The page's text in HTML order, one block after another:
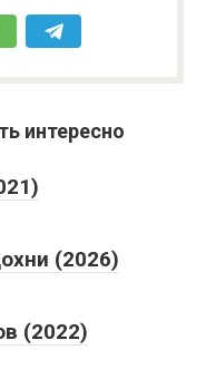
интересно
(2026)
(2022)